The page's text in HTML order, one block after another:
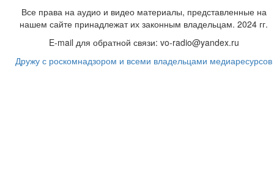
Все права на аудио и видео материалы, представленные на
нашем сайте принадлежат их законным владельцам. 2024 гг.
E-mail для обратной связи: vo-radio@yandex.ru
Дружу с роскомнадзором и всеми владельцами медиаресурсов